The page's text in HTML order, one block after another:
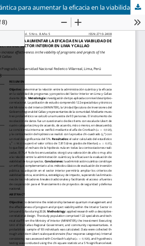
Administración cuántica para aumentar la eficacia en la viabilidad de programas y proyectos del sector interior en lima y callao